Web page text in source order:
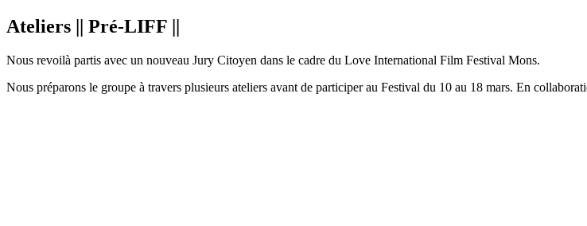
Ateliers || Pré-LIFF ||
Nous revoilà partis avec un nouveau Jury Citoyen dans le cadre du Love International Film Festival Mons.
Nous préparons le groupe à travers plusieurs ateliers avant de participer au Festival du 10 au 18 mars. En